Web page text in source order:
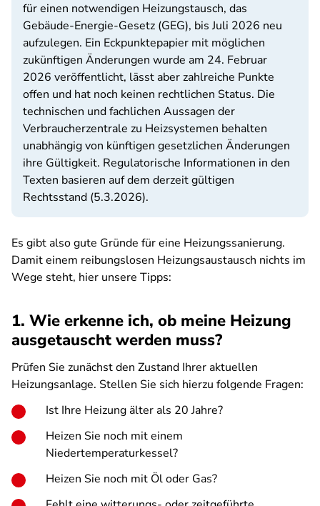
für einen notwendigen Heizungstausch, das
Gebäude-Energie-Gesetz (GEG), bis Juli 2026 neu
aufzulegen. Ein Eckpunktepapier mit möglichen
zukünftigen Änderungen wurde am 24. Februar
2026 veröffentlicht, lässt aber zahlreiche Punkte
offen und hat noch keinen rechtlichen Status. Die
technischen und fachlichen Aussagen der
Verbraucherzentrale zu Heizsystemen behalten
unabhängig von künftigen gesetzlichen Änderungen
ihre Gültigkeit. Regulatorische Informationen in den
Texten basieren auf dem derzeit gültigen
Rechtsstand (5.3.2026).
Es gibt also gute Gründe für eine Heizungssanierung.
Damit einem reibungslosen Heizungsaustausch nichts im
Wege steht, hier unsere Tipps:
1. Wie erkenne ich, ob meine Heizung
ausgetauscht werden muss?
Prüfen Sie zunächst den Zustand Ihrer aktuellen
Heizungsanlage. Stellen Sie sich hierzu folgende Fragen:
Ist Ihre Heizung älter als 20 Jahre?
Heizen Sie noch mit einem
Niedertemperaturkessel?
Heizen Sie noch mit Öl oder Gas?